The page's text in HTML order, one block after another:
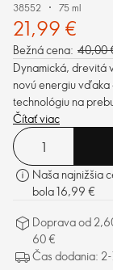
38552 75 ml
21,99 €
Bežná cena: 40,00
Dynamická, drevitá
novú energiu vďaka
technológiu na
svoje limity.
Čítať viac
Naša najnižšia
bola 16,99 €
Doprava od
60 €
Čas dodania: